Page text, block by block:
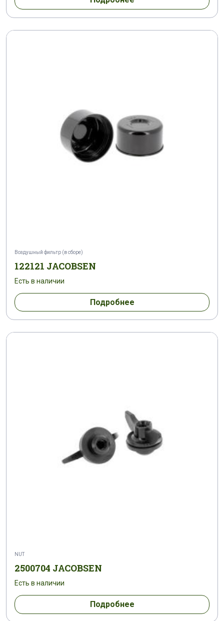
Воздушный фильтр (в сборе)
122121 JACOBSEN
Есть в наличии
Подробнее
NUT
2500704 JACOBSEN
Есть в наличии
Подробнее